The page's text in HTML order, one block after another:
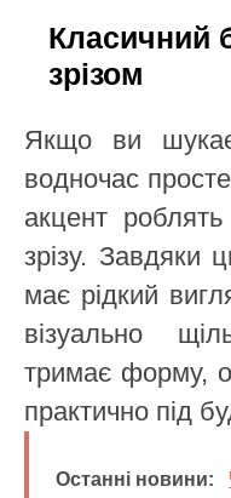
Класичний
зрізом
Якщо ви
водночас
акцент роблять
зрізу. Завдяки
має рідкий
візуально
тримає форму,
практично під
Останні новини: